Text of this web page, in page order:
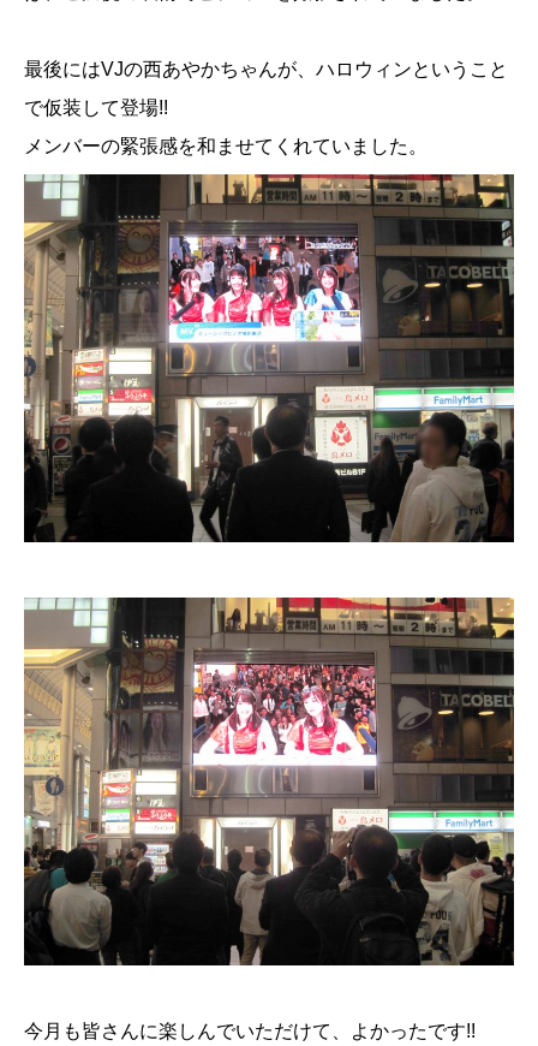
最後にはVJの西あやかちゃんが、ハロウィンということ
で仮装して登場!!
メンバーの緊張感を和ませてくれていました。
今月も皆さんに楽しんでいただけて、よかったです!!